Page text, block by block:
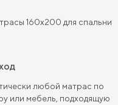
см
см
160х200 для спальни
любой матрас по
или мебель, подходящую